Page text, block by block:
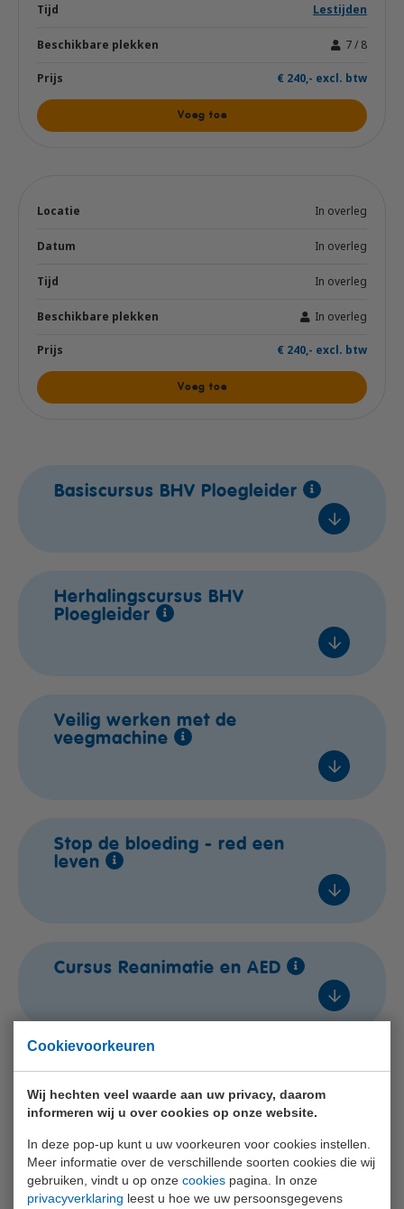
Cookievoorkeuren
Wij hechten veel waarde aan uw privacy, daarom
informeren wij u over cookies op onze website.
In deze pop-up kunt u uw voorkeuren voor cookies instellen.
Meer informatie over de verschillende soorten cookies die wij
gebruiken, vindt u op onze cookies pagina. In onze
privacyverklaring leest u hoe we uw persoonsgegevens
Lestijden
7 / 8
€ 240,- excl. btw
Voeg toe
In overleg
In overleg
In overleg
In overleg
€ 240,- excl. btw
Voeg toe
Basiscursus BHV Ploegleider
ma 21 sep. 2026
Lestijden
In overleg
€ 525,- excl. btw
Herhalingscursus BHV
Ploegleider
do 01 okt. 2026
Lestijden
€ 325,- excl. btw
In overleg
In overleg
In overleg
Voeg toe
Veilig werken met de
veegmachine
In overleg
In overleg
€ 310,- excl. btw
Stop de bloeding - red een
leven
In overleg
€ 99,- excl. btw
Cursus Reanimatie en AED
In overleg
In overleg
€ 105,- excl. btw
Basiscursus EHBO aan baby's
en kinderen
In overleg
Basiscursus - Veilig werken in